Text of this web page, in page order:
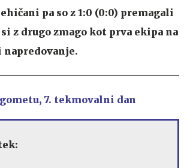
pa so z 1:0 (0:0) premagali
z drugo zmago kot prva ekipa na
napredovanje.
7. tekmovalni dan